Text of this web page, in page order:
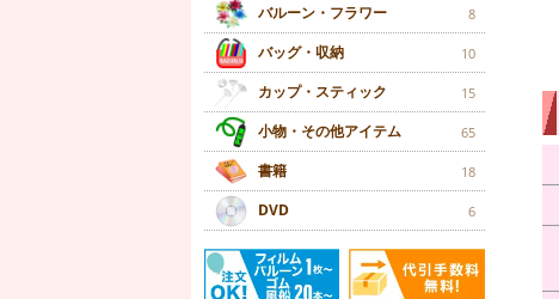
バルーン・フラワー 8
バッグ・収納 10
カップ・スティック 15
小物・その他アイテム 65
書籍 18
DVD 6